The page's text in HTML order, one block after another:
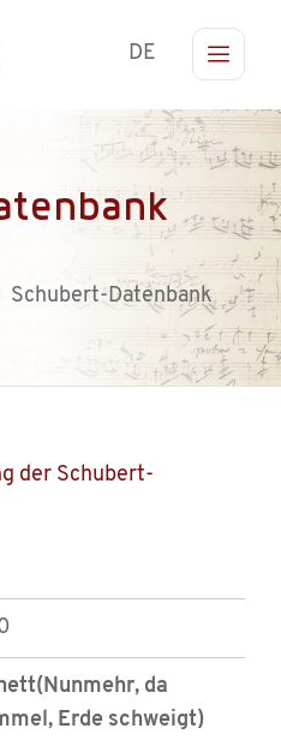
DE
Schubert-Datenbank
der Schubert-
da
Erde schweigt)